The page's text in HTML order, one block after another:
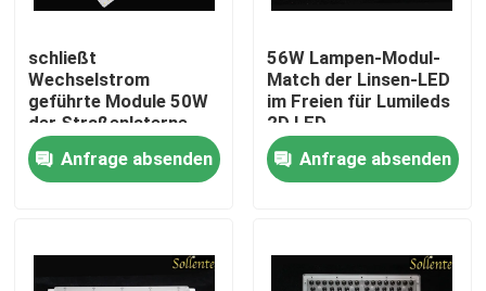
schließt
Wechselstrom
geführte Module 50W
der Straßenlaterne-
220V direkt an
Wechselstrom-
Netzspannung an
Anfrage absenden
56W Lampen-Modul-
Match der Linsen-LED
im Freien für Lumileds
2D LED
Anfrage absenden